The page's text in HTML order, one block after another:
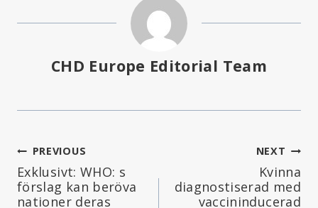
CHD Europe Editorial Team
Inläggsnavigering
PREVIOUS
Exklusivt: WHO: s
förslag kan beröva
nationer deras
NEXT
Kvinna
diagnostiserad med
vaccininducerad